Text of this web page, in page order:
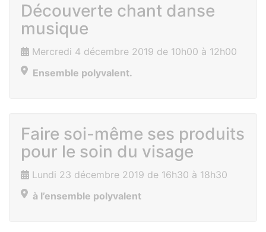
Découverte chant danse
musique
Mercredi 4 décembre 2019 de 10h00 à 12h00
Ensemble polyvalent.
Faire soi-même ses produits
pour le soin du visage
Lundi 23 décembre 2019 de 16h30 à 18h30
à l’ensemble polyvalent